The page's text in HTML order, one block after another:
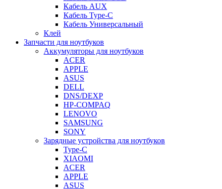
Кабель AUX
Кабель Type-C
Кабель Универсальный
Клей
Запчасти для ноутбуков
Аккумуляторы для ноутбуков
ACER
APPLE
ASUS
DELL
DNS/DEXP
HP-COMPAQ
LENOVO
SAMSUNG
SONY
Зарядные устройства для ноутбуков
Type-C
XIAOMI
ACER
APPLE
ASUS